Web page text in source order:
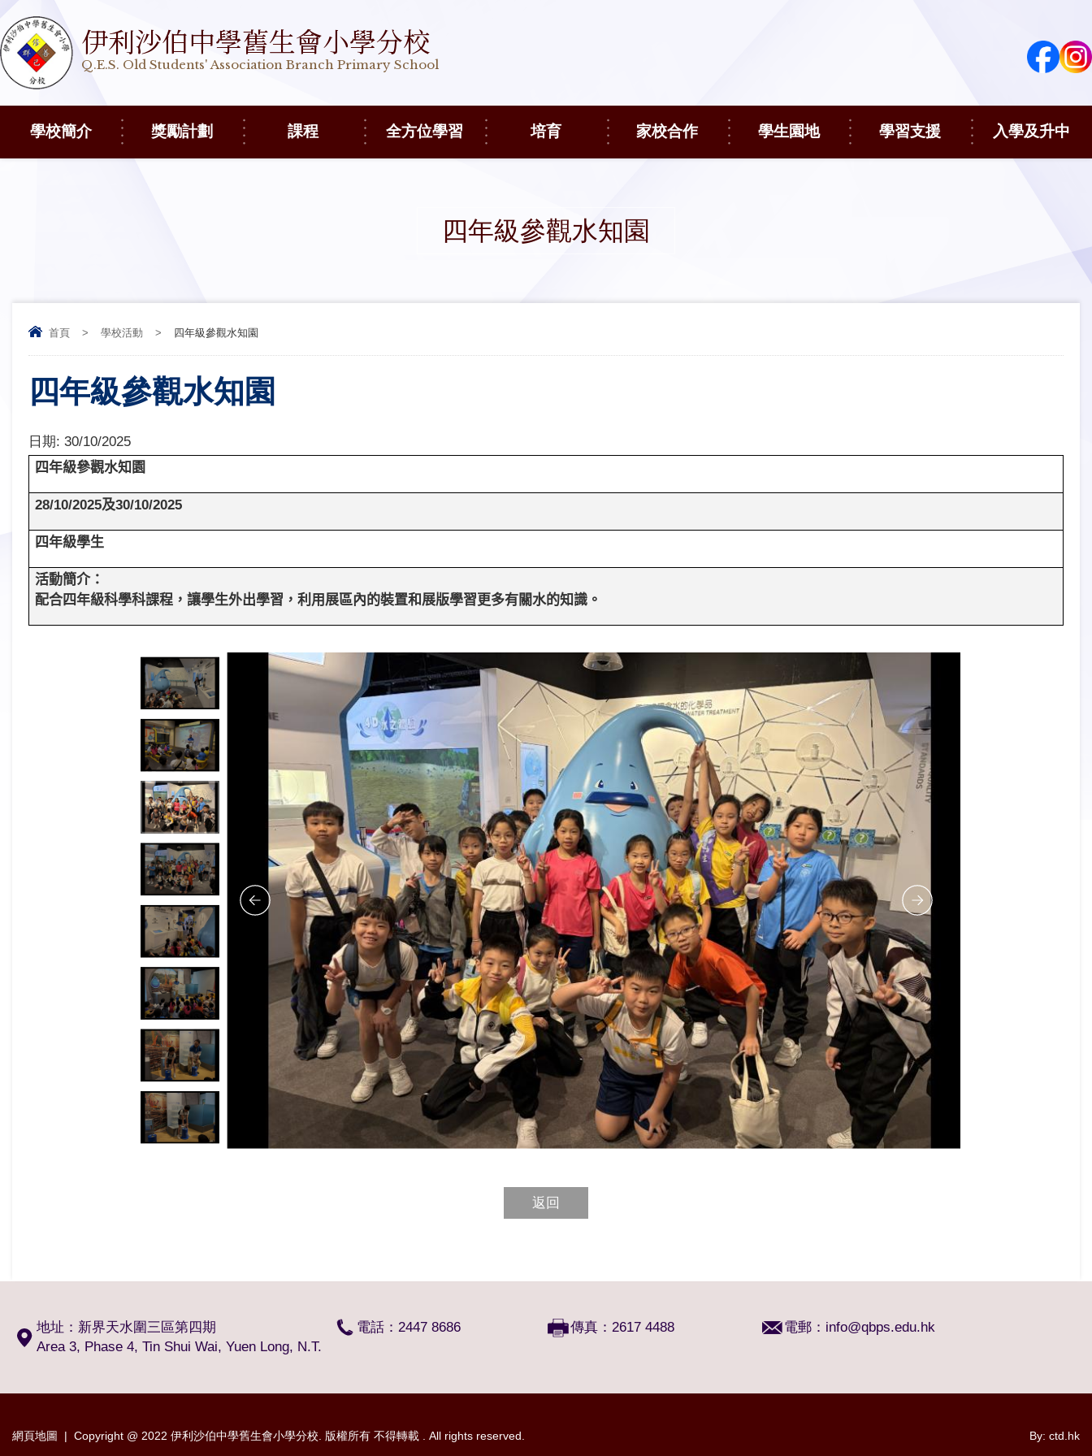
伊利沙伯中學舊生會小學分校
Q.E.S. Old Students' Association Branch Primary School
學校簡介 獎勵計劃 課程 全方位學習 培育 家校合作 學生園地 學習支援 入學及升中
四年級參觀水知園
首頁 > 學校活動 > 四年級參觀水知園
四年級參觀水知園
日期: 30/10/2025
四年級參觀水知園
28/10/2025及30/10/2025
四年級學生
活動簡介：
配合四年級科學科課程，讓學生外出學習，利用展區內的裝置和展版學習更多有關水的知識。
返回
地址：新界天水圍三區第四期
Area 3, Phase 4, Tin Shui Wai, Yuen Long, N.T.
電話：2447 8686 傳真：2617 4488 電郵： info@qbps.edu.hk
網頁地圖 | Copyright @ 2022 伊利沙伯中學舊生會小學分校. 版權所有 不得轉載 . All rights reserved. By: ctd.hk